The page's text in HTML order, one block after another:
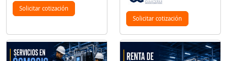
Solicitar cotización
Solicitar cotización